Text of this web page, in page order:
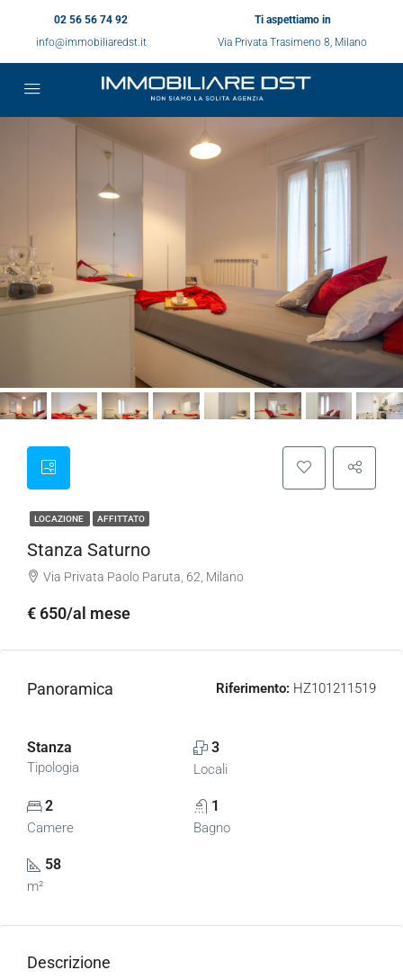
02 56 56 74 92
info@immobiliaredst.it
Ti aspettiamo in
Via Privata Trasimeno 8, Milano
LOCAZIONE AFFITTATO
Stanza Saturno
Via Privata Paolo Paruta, 62, Milano
€ 650/al mese
Panoramica Riferimento: HZ101211519
Stanza
Tipologia
3
Locali
2
Camere
1
Bagno
58
m²
Descrizione